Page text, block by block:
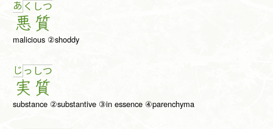
あ く
悪
しつ
質
malicious ②shoddy
じ っ
実
しつ
質
substance ②substantive ③in essence ④parenchyma